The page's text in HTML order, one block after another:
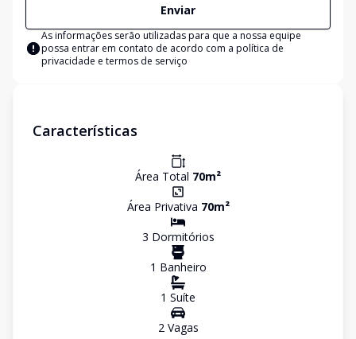
Enviar
As informações serão utilizadas para que a nossa equipe
possa entrar em contato de acordo com a política de
privacidade e termos de serviço
Características
Área Total 70m²
Área Privativa 70m²
3 Dormitórios
1 Banheiro
1 Suíte
2Vagas